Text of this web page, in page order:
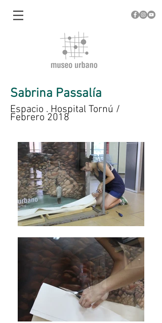
Sabrina Passalía
Espacio . Hospital Tornú /
Febrero 2018